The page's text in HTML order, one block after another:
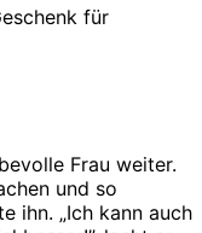
für
Frau weiter.
und so
ihn. „Ich kann auch